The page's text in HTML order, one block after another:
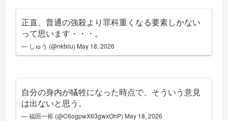
正直、普通の強殺より罪科重くなる要素しかない
って思います・・・。
— しゅう (@nktxiu) May 18, 2026
自分の身内が犠牲になった時点で、そういう意見
は出ないと思う。
— 福田一裕 (@C6ogpwX63gwxOhP) May 18, 2026